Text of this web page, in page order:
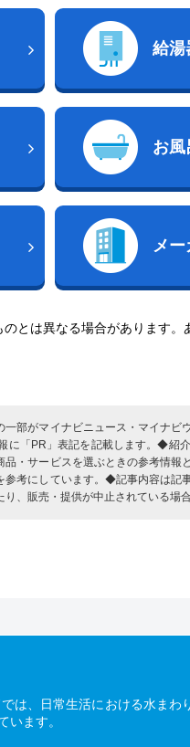
給湯
お風
メ
とは異なる場合があります。
部がマイナビニュース・マイナ
に「PR」表記を記載します。◆紹
・サービスを選ぶときの参考情
考にしています。◆記事内容は記
、販売・提供が中止されている場合
は、日常生活における水ま
います。